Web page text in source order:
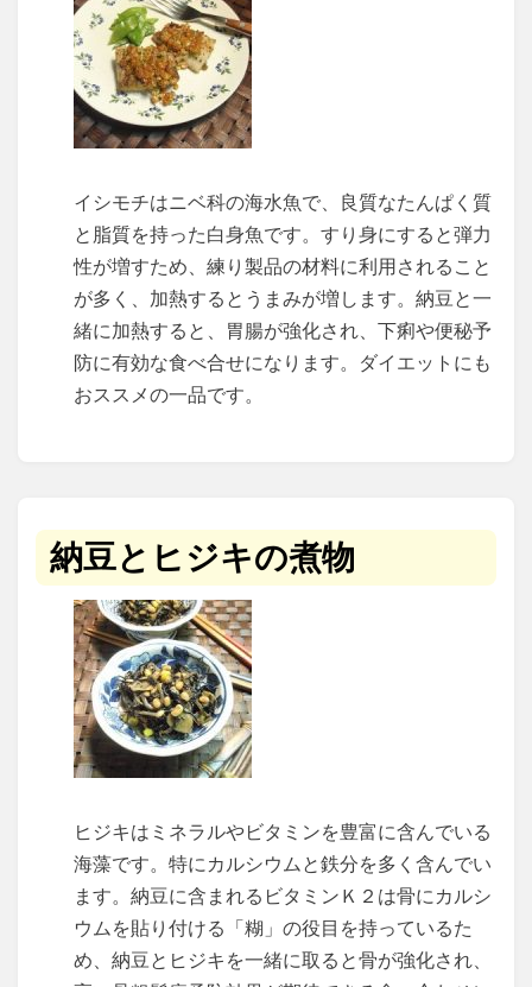
イシモチはニベ科の海水魚で、良質なたんぱく質
と脂質を持った白身魚です。すり身にすると弾力
性が増すため、練り製品の材料に利用されること
が多く、加熱するとうまみが増します。納豆と一
緒に加熱すると、胃腸が強化され、下痢や便秘予
防に有効な食べ合せになります。ダイエットにも
おススメの一品です。
納豆とヒジキの煮物
ヒジキはミネラルやビタミンを豊富に含んでいる
海藻です。特にカルシウムと鉄分を多く含んでい
ます。納豆に含まれるビタミンＫ２は骨にカルシ
ウムを貼り付ける「糊」の役目を持っているた
め、納豆とヒジキを一緒に取ると骨が強化され、